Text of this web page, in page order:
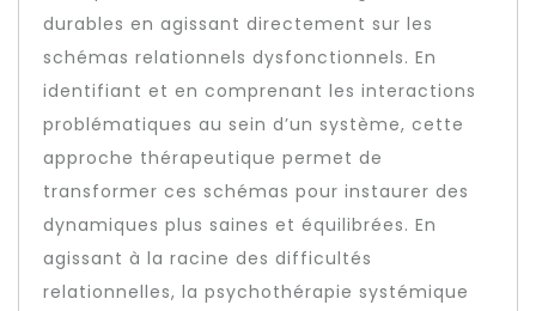
durables en agissant directement sur les
schémas relationnels dysfonctionnels. En
identifiant et en comprenant les interactions
problématiques au sein d’un système, cette
approche thérapeutique permet de
transformer ces schémas pour instaurer des
dynamiques plus saines et équilibrées. En
agissant à la racine des difficultés
relationnelles, la psychothérapie systémique